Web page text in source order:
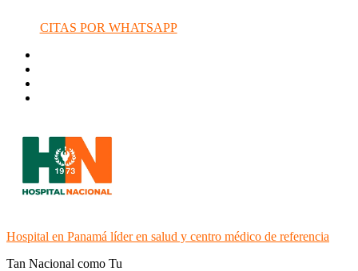
CITAS POR WHATSAPP
Hospital en Panamá líder en salud y centro médico de referencia
Tan Nacional como Tu